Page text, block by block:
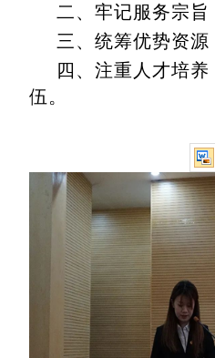
二、牢记服务宗旨
三、统筹优势资源
四、注重人才培
伍。